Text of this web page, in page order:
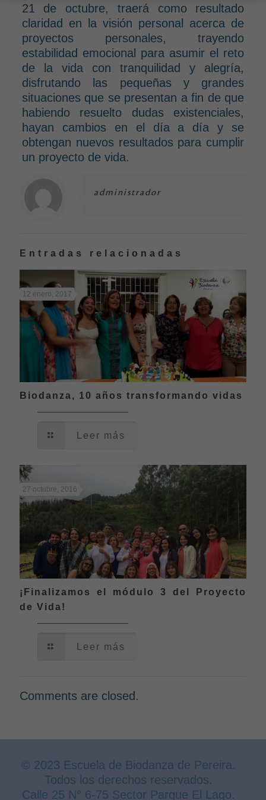
21 de octubre, traerá como resultado
claridad en la visión personal acerca de
proyectos personales, trayendo
estabilidad emocional para asumir el reto
de la vida con tranquilidad y alegría,
disfrutando las pequeñas y grandes
situaciones que se presentan a fin de que
habiendo resuelto dudas existenciales,
hayan cambios en el día a día y se
obtengan nuevos resultados para cumplir
un proyecto de vida.
administrador
Entradas relacionadas
12 enero, 2017
Biodanza, 10 años transformando vidas
Leer más
27 octubre, 2016
¡Finalizamos el módulo 3 del Proyecto
de Vida!
Leer más
Comments are closed.
© 2023 Escuela de Biodanza de Pereira.
Todos los derechos reservados.
Calle 25 N° 6-75 Sector Parque El Lago.